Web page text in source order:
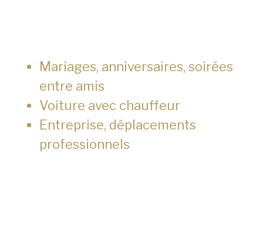
Mariages, anniversaires, soirées
entre amis
Voiture avec chauffeur
Entreprise, déplacements
professionnels